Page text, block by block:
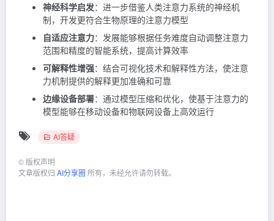
神经科学启发：进一步借鉴人类注意力系统的神经机
制，开发更符合生物原理的注意力模型
自适应注意力：发展能够根据任务难度自动调整注意力
范围和精度的智能系统，提高计算效率
可解释性增强：结合可视化技术和解释性方法，使注意
力机制提供的解释更加准确和可靠
边缘设备部署：通过模型压缩和优化，使基于注意力的
模型能够在移动设备和物联网设备上高效运行
AI答疑
© 版权声明
文章版权归 AI分享圈 所有，未经允许请勿转载。